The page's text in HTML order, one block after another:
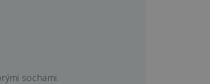
sochami.